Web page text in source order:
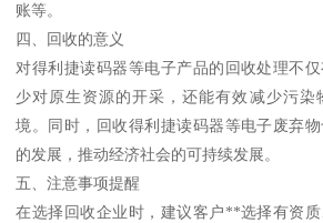
账等。
四、回收的意义
对得利捷读码器等电子产品的回收处理不
少对原生资源的开采，还能有效减少污染
境。同时，回收得利捷读码器等电子废弃
的发展，推动经济社会的可持续发展。
五、注意事项提醒
在选择回收企业时，建议客户**选择有资